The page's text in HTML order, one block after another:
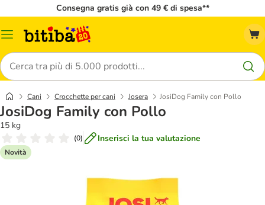
Consegna gratis già con 49 € di spesa**
Overview
Cerca
Cani Crocchette per cani Josera JosiDog Family con Pollo
JosiDog Family con Pollo
15 kg
(0) Inserisci la tua valutazione
Novità